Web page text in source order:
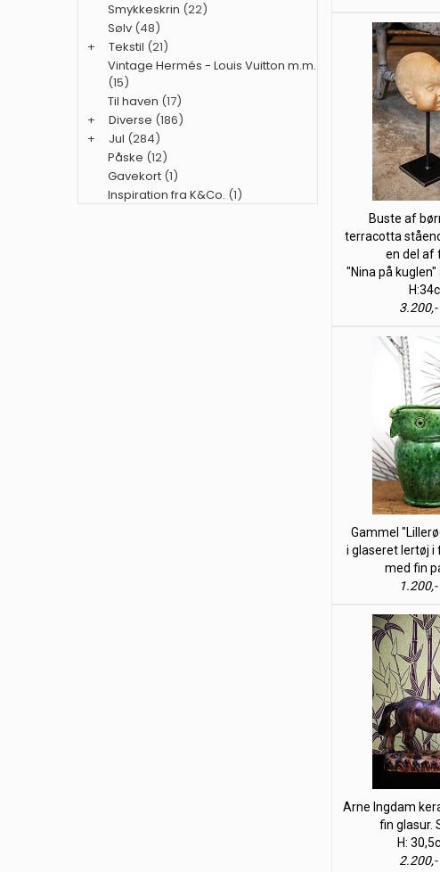
Buste af
terracotta
en del af
"Nina på kuglen"
3.200,-
Gammel
i glaseret lertøj i
med fin
1.200,-
Arne Ingdam
fin glasur.
H:
2.200,-
Smykkeskrin (22)
Sølv (48)
+
Tekstil (21)
Vintage Hermés - Louis Vuitton m.m.
(15)
Til haven (17)
+
Diverse (186)
+
Jul (284)
Påske (12)
Gavekort (1)
Inspiration fra K&Co. (1)